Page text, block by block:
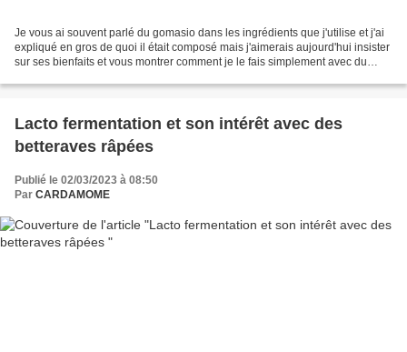
Je vous ai souvent parlé du gomasio dans les ingrédients que j'utilise et j'ai
expliqué en gros de quoi il était composé mais j'aimerais aujourd'hui insister
sur ses bienfaits et vous montrer comment je le fais simplement avec du
Lacto fermentation et son intérêt avec des
betteraves râpées
Publié le 02/03/2023 à 08:50
Par CARDAMOME